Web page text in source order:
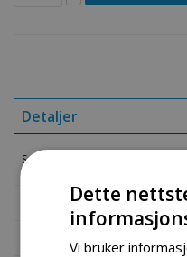
Detaljer
Spesialtilpasset trekk til GL-1700
Mer informasjon
Produktomtaler
Dette
Vi bruker